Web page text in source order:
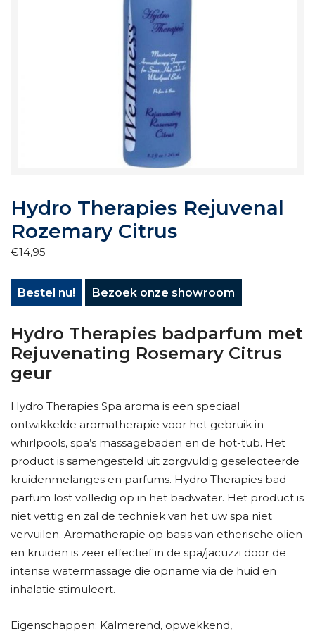
Hydro Therapies Rejuvenal
Rozemary Citrus
€14,95
Bestel nu! Bezoek onze showroom
Hydro Therapies badparfum met
Rejuvenating Rosemary Citrus
geur
Hydro Therapies Spa aroma is een speciaal
ontwikkelde aromatherapie voor het gebruik in
whirlpools, spa’s massagebaden en de hot-tub. Het
product is samengesteld uit zorgvuldig geselecteerde
kruidenmelanges en parfums. Hydro Therapies bad
parfum lost volledig op in het badwater. Het product is
niet vettig en zal de techniek van het uw spa niet
vervuilen. Aromatherapie op basis van etherische olien
en kruiden is zeer effectief in de spa/jacuzzi door de
intense watermassage die opname via de huid en
inhalatie stimuleert.
Eigenschappen: Kalmerend, opwekkend,